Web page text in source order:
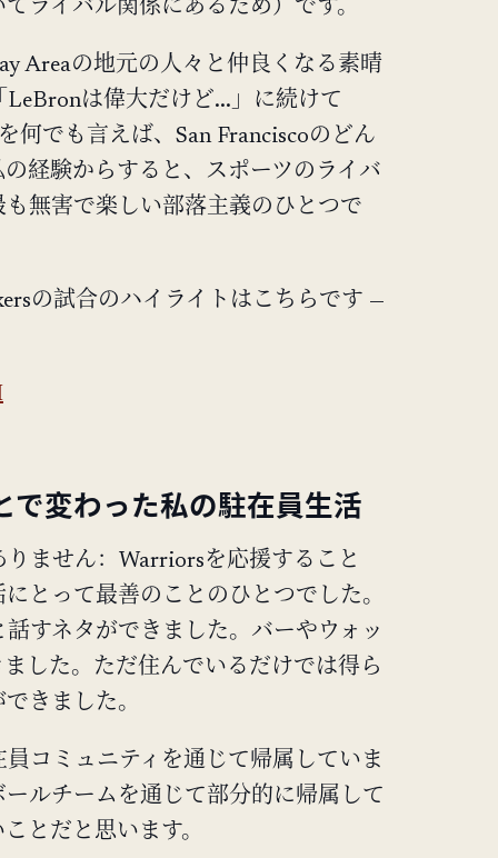
ライバル関係にあるため）です。
Areaの地元の人々と仲良くなる素晴
は偉大だけど...」に続けて
何でも言えば、San Franciscoのどん
経験からすると、スポーツのライバ
無害で楽しい部落主義のひとつで
の試合のハイライトはこちらです —
変わった私の駐在員生活
ません：Warriorsを応援すること
とって最善のことのひとつでした。
すネタができました。バーやウォッ
した。ただ住んでいるだけでは得ら
きました。
コミュニティを通じて帰属していま
ルチームを通じて部分的に帰属して
とだと思います。